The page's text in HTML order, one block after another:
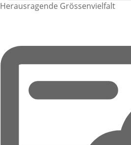
Herausragende Grössenvielfalt